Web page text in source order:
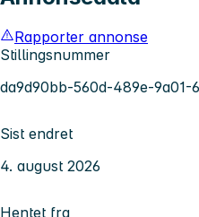
Rapporter annonse
Stillingsnummer
da9d90bb-560d-489e-9a01-
Sist endret
4. august 2026
Hentet fra